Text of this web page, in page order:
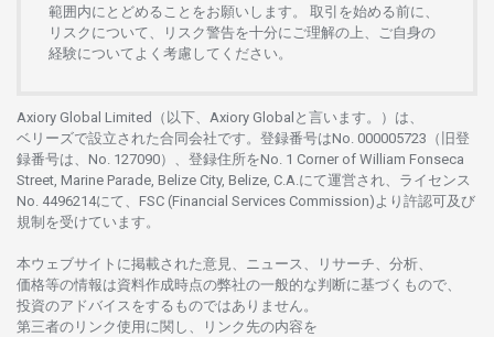
範囲内にとどめることをお願いします 。 取引を始める前に、
リスクについて、
リスク警告を十分に ご理解の 上、 ご自身の
経験について よく 考慮してください。
Axiory Global Limited（以下、Axiory Globalと言います。）は、
ベリーズで設立さ れた合同会社です。 登録番号はNo. 000005723（旧登
録番号は、No. 127090）、 登録住所をNo. 1 Corner of William Fonseca
Street, Marine Parade, Belize City, Belize, C.A.にて運営さ れ、 ライセンス
No. 4496214にて、FSC (Financial Services Commission)より 許認可及び
規制を受けています。
本ウェブサイトに掲載さ れた意見、ニュース、リサーチ、分析、
価格等の情報は資料作成時点の弊社の一般的な判断に基づくもので、
投資のアドバイスをするものではありません。
第三者の リンク使用に関し、 リンク先の内容を